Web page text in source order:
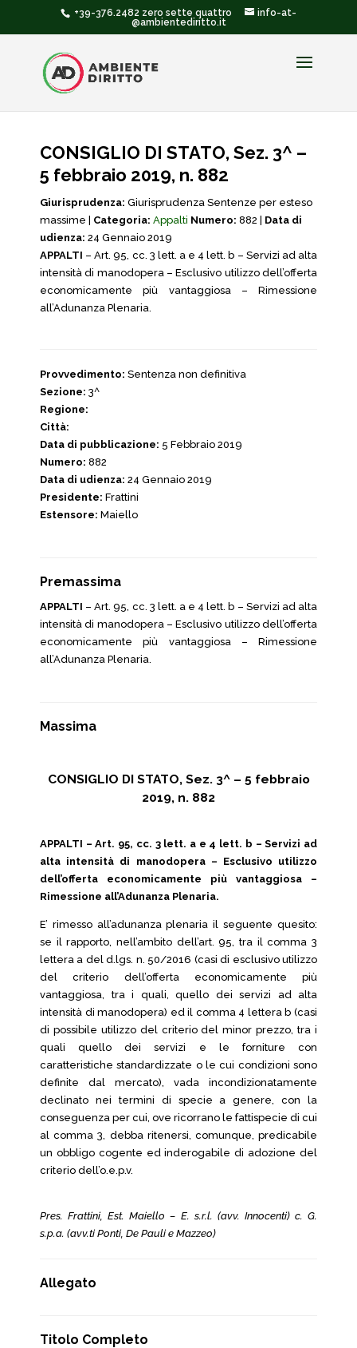
+39-376.2482 zero sette quattro
info-at-
@ambientediritto.it
CONSIGLIO DI STATO, Sez. 3^ –
5 febbraio 2019, n. 882
Giurisprudenza: Giurisprudenza Sentenze per esteso
massime | Categoria: Appalti Numero: 882 | Data di
udienza: 24 Gennaio 2019
APPALTI – Art. 95, cc. 3 lett. a e 4 lett. b – Servizi ad alta
intensità di manodopera – Esclusivo utilizzo dell’offerta
economicamente più vantaggiosa – Rimessione
all’Adunanza Plenaria.
Provvedimento: Sentenza non definitiva
Sezione: 3^
Regione:
Città:
Data di pubblicazione: 5 Febbraio 2019
Numero: 882
Data di udienza: 24 Gennaio 2019
Presidente: Frattini
Estensore: Maiello
Premassima
APPALTI – Art. 95, cc. 3 lett. a e 4 lett. b – Servizi ad alta
intensità di manodopera – Esclusivo utilizzo dell’offerta
economicamente più vantaggiosa – Rimessione
all’Adunanza Plenaria.
Massima
CONSIGLIO DI STATO, Sez. 3^ – 5 febbraio
2019, n. 882
APPALTI – Art. 95, cc. 3 lett. a e 4 lett. b – Servizi ad
alta intensità di manodopera – Esclusivo utilizzo
dell’offerta economicamente più vantaggiosa –
Rimessione all’Adunanza Plenaria.
E’ rimesso all’adunanza plenaria il seguente quesito:
se il rapporto, nell’ambito dell’art. 95, tra il comma 3
lettera a del d.lgs. n. 50/2016 (casi di esclusivo utilizzo
del criterio dell’offerta economicamente più
vantaggiosa, tra i quali, quello dei servizi ad alta
intensità di manodopera) ed il comma 4 lettera b (casi
di possibile utilizzo del criterio del minor prezzo, tra i
quali quello dei servizi e le forniture con
caratteristiche standardizzate o le cui condizioni sono
definite dal mercato), vada incondizionatamente
declinato nei termini di specie a genere, con la
conseguenza per cui, ove ricorrano le fattispecie di cui
al comma 3, debba ritenersi, comunque, predicabile
un obbligo cogente ed inderogabile di adozione del
criterio dell’o.e.p.v.
Pres. Frattini, Est. Maiello – E. s.r.l. (avv. Innocenti) c. G.
s.p.a. (avv.ti Ponti, De Pauli e Mazzeo)
Allegato
Titolo Completo